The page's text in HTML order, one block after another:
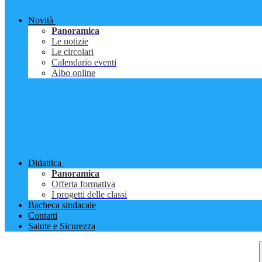
Novità
Panoramica
Le notizie
Le circolari
Calendario eventi
Albo online
Didattica
Panoramica
Offerta formativa
I progetti delle classi
Bacheca sindacale
Contatti
Salute e Sicurezza